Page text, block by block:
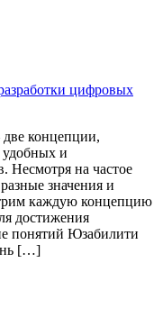
цифровых
концепции,
и
Несмотря на частое
значения и
каждую концепцию
достижения
понятий Юзабилити
[…]